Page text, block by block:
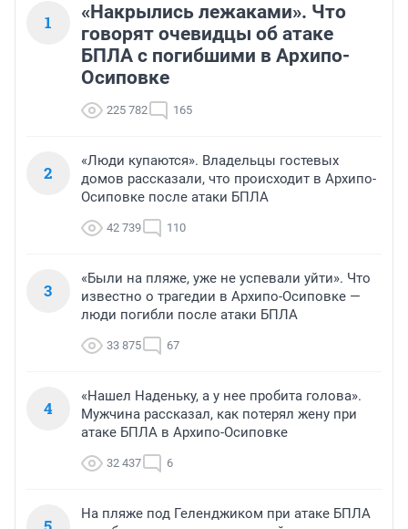
1
«Накрылись лежаками». Что
говорят очевидцы об атаке
БПЛА с погибшими в Архипо-
Осиповке
225 782 165
2
«Люди купаются». Владельцы гостевых
домов рассказали, что происходит в Архипо-
Осиповке после атаки БПЛА
42 739 110
3
«Были на пляже, уже не успевали уйти». Что
известно о трагедии в Архипо-Осиповке —
люди погибли после атаки БПЛА
33 875 67
4
«Нашел Наденьку, а у нее пробита голова».
Мужчина рассказал, как потерял жену при
атаке БПЛА в Архипо-Осиповке
32 437 6
На пляже под Геленджиком при атаке БПЛА